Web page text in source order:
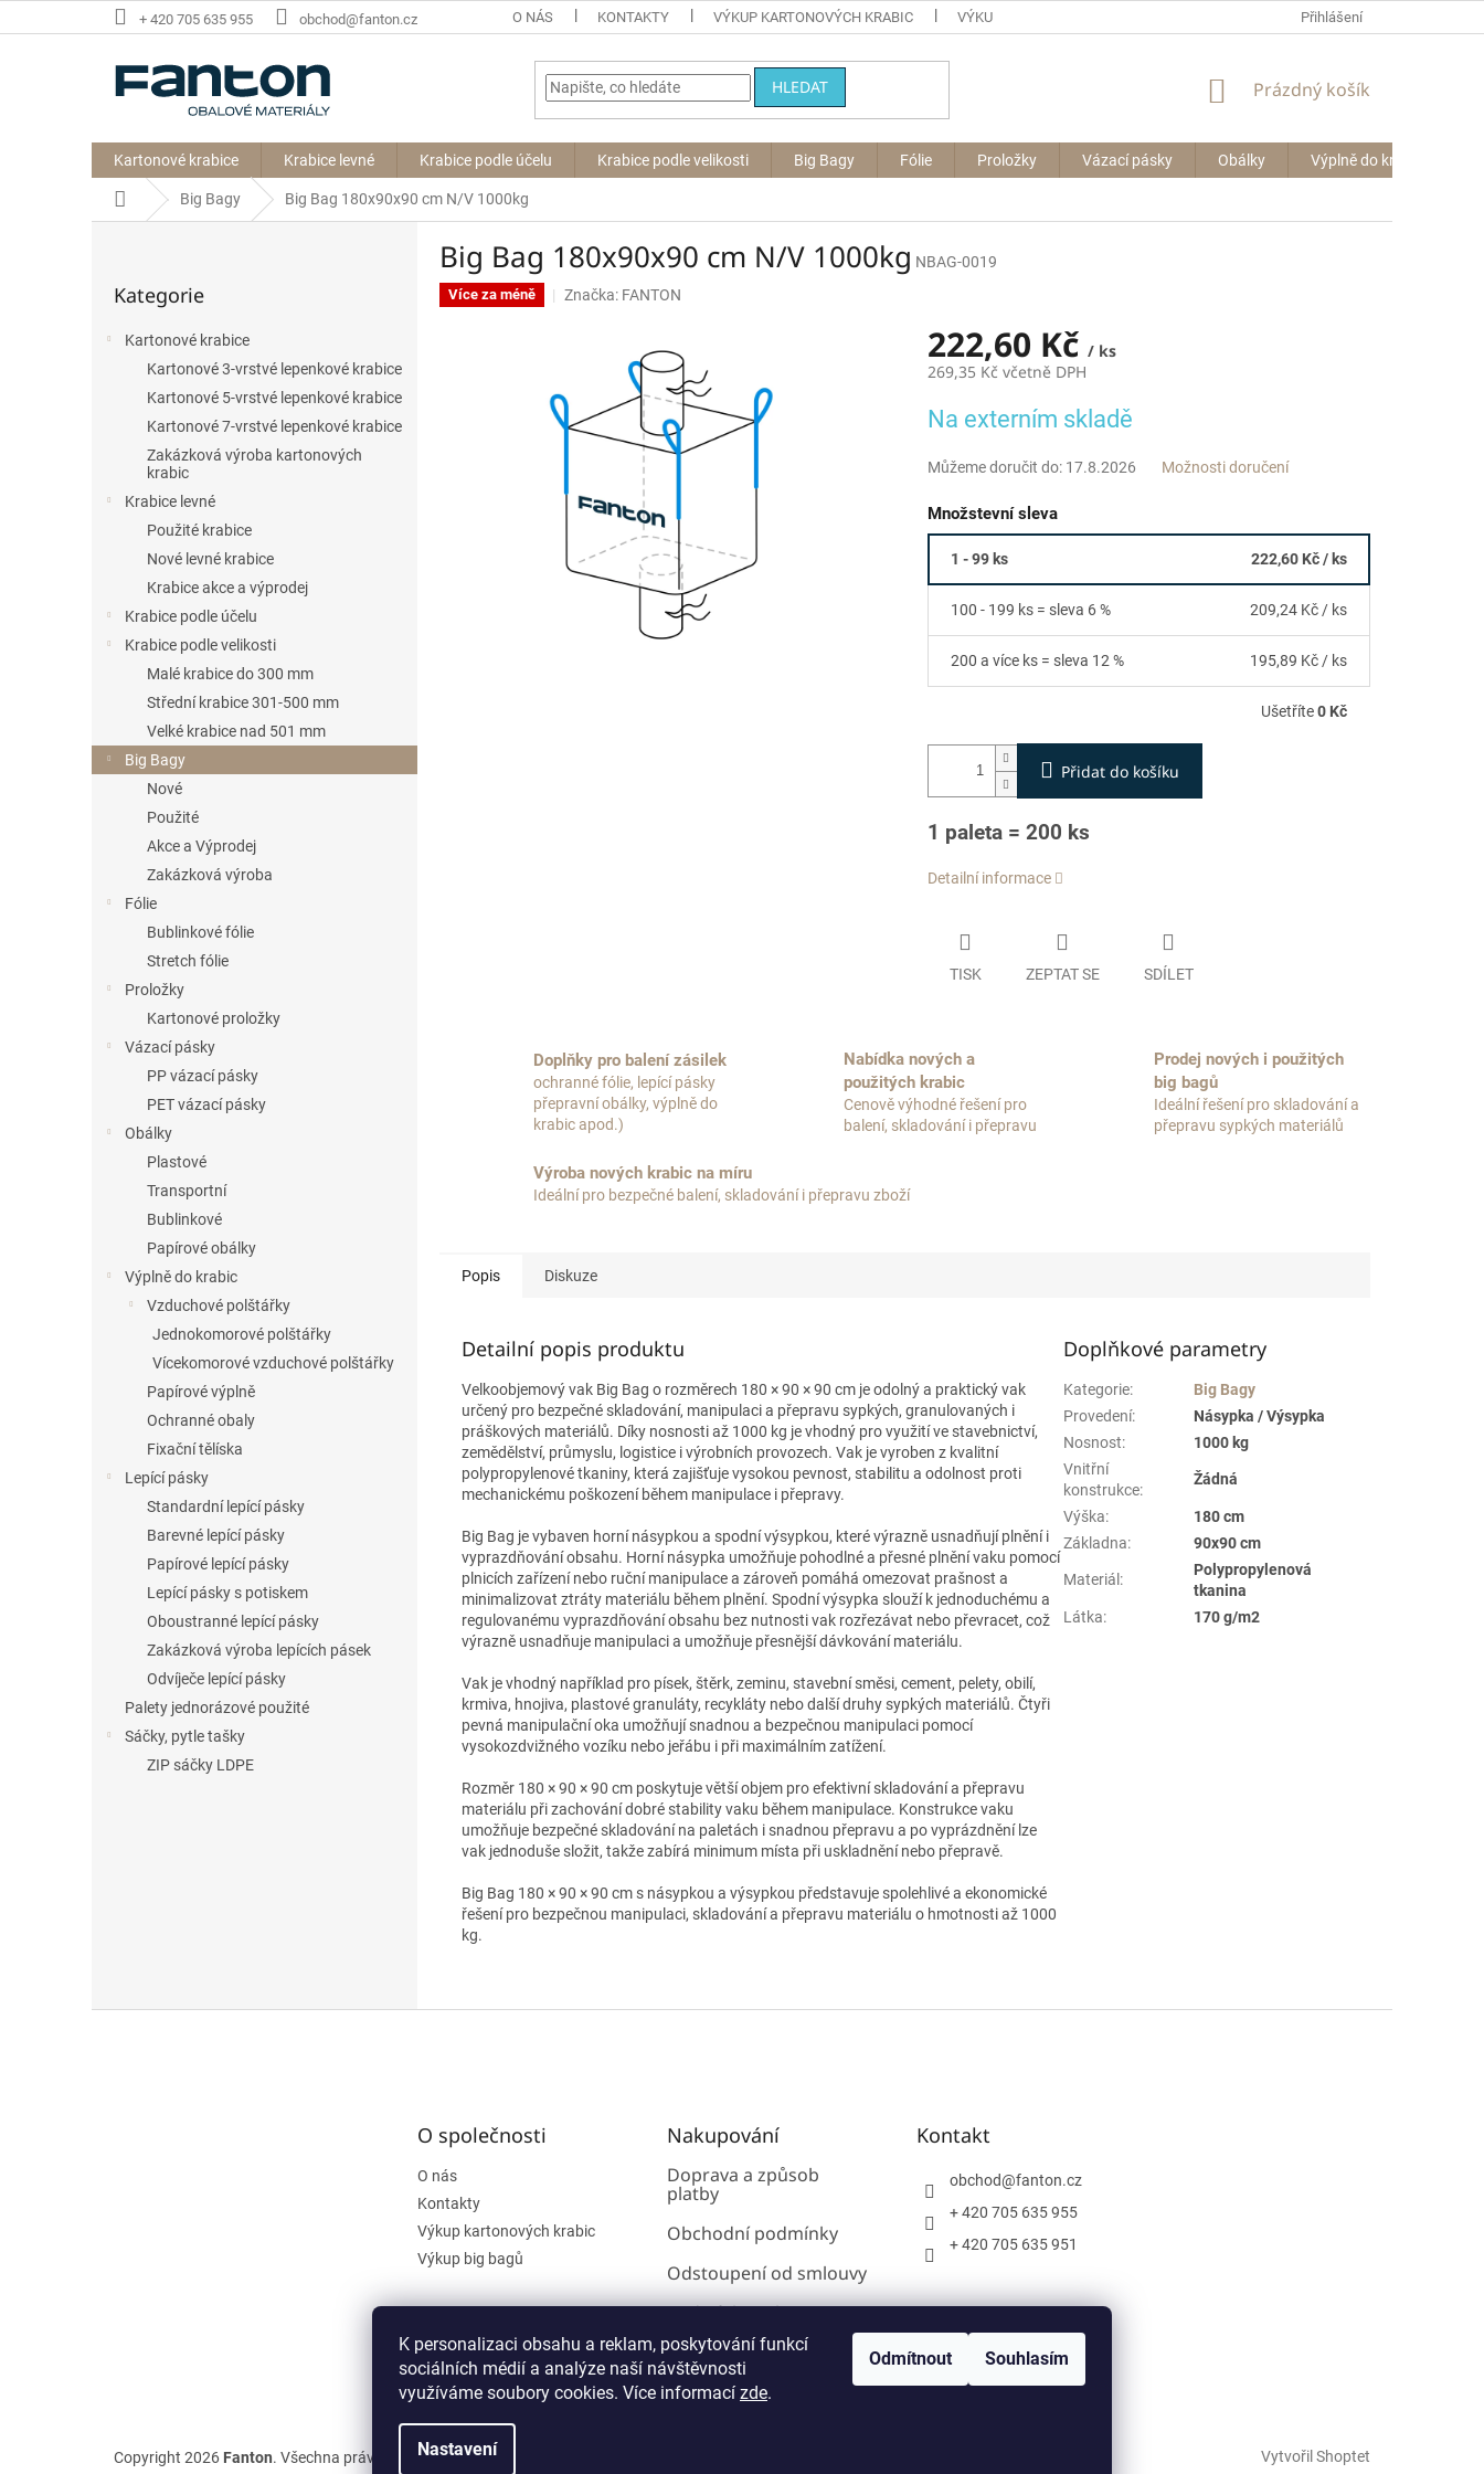
K personalizaci obsahu a reklam, poskytování funkcí
sociálních médií a analýze naší návštěvnosti
využíváme soubory cookies. Více informací zde.
Nastavení
Odmítnout Souhlasím
na
+ 420 705 635 955 obchod@fanton.cz O NÁS KONTAKTY VÝKUP KARTONOVÝCH KRABIC VÝKUP BIG BAGŮ Přihlášení
HLEDAT
NÁKUPNÍ
Prázdný košík
Kartonové krabice Krabice levné Krabice podle účelu Krabice podle velikosti Big Bagy Fólie Proložky Vázací pásky Obálky Výplně do krabic
Domů Big Bagy Big Bag 180x90x90 cm N/V 1000kg
kategorie
Kategorie
Kartonové krabice
Kartonové 3-vrstvé lepenkové krabice
Kartonové 5-vrstvé lepenkové krabice
Kartonové 7-vrstvé lepenkové krabice
Zakázková výroba kartonových
krabic
Krabice levné
Použité krabice
Nové levné krabice
Krabice akce a výprodej
Krabice podle účelu
Krabice podle velikosti
Malé krabice do 300 mm
Střední krabice 301-500 mm
Velké krabice nad 501 mm
Big Bagy
Nové
Použité
Akce a Výprodej
Zakázková výroba
Fólie
Bublinkové fólie
Stretch fólie
Proložky
Kartonové proložky
Vázací pásky
PP vázací pásky
PET vázací pásky
Obálky
Plastové
Transportní
Bublinkové
Papírové obálky
Výplně do krabic
Vzduchové polštářky
Jednokomorové polštářky
Vícekomorové vzduchové polštářky
Papírové výplně
Ochranné obaly
Fixační tělíska
Lepící pásky
Standardní lepící pásky
Barevné lepící pásky
Papírové lepící pásky
Lepící pásky s potiskem
Oboustranné lepící pásky
Zakázková výroba lepících pásek
Odvíječe lepící pásky
Palety jednorázové použité
Sáčky, pytle tašky
ZIP sáčky LDPE
Big Bag 180x90x90 cm N/V 1000kg NBAG-0019
Více za méně Značka: FANTON
222,60 Kč / ks
269,35 Kč včetně DPH
cena:
Na externím skladě
Můžeme doručit do: 17.8.2026 Možnosti doručení
Množstevní sleva
1 - 99 ks 222,60 Kč/ ks
100 - 199 ks = sleva 6 % 209,24 Kč / ks
200 a více ks = sleva 12 % 195,89 Kč / ks
Ušetříte0 Kč
Přidat do košíku
1 paleta = 200 ks
Detailní informace
TISK ZEPTAT SE SDÍLET
Doplňky pro balení zásilek
ochranné fólie, lepící pásky
přepravní obálky, výplně do
krabic apod.)
Nabídka nových a
použitých krabic
Cenově výhodné řešení pro
balení, skladování i přepravu
Prodej nových i použitých
big bagů
Ideální řešení pro skladování a
přepravu sypkých materiálů
Výroba nových krabic na míru
Ideální pro bezpečné balení, skladování i přepravu zboží
Popis Diskuze
Detailní popis produktu
Velkoobjemový vak Big Bag o rozměrech 180 × 90 × 90 cm je odolný a praktický vak
určený pro bezpečné skladování, manipulaci a přepravu sypkých, granulovaných i
práškových materiálů. Díky nosnosti až 1000 kg je vhodný pro využití ve stavebnictví,
zemědělství, průmyslu, logistice i výrobních provozech. Vak je vyroben z kvalitní
polypropylenové tkaniny, která zajišťuje vysokou pevnost, stabilitu a odolnost proti
mechanickému poškození během manipulace i přepravy.
Big Bag je vybaven horní násypkou a spodní výsypkou, které výrazně usnadňují plnění i
vyprazdňování obsahu. Horní násypka umožňuje pohodlné a přesné plnění vaku pomocí
plnicích zařízení nebo ruční manipulace a zároveň pomáhá omezovat prašnost a
minimalizovat ztráty materiálu během plnění. Spodní výsypka slouží k jednoduchému a
regulovanému vyprazdňování obsahu bez nutnosti vak rozřezávat nebo převracet, což
výrazně usnadňuje manipulaci a umožňuje přesnější dávkování materiálu.
Vak je vhodný například pro písek, štěrk, zeminu, stavební směsi, cement, pelety, obilí,
krmiva, hnojiva, plastové granuláty, recykláty nebo další druhy sypkých materiálů. Čtyři
pevná manipulační oka umožňují snadnou a bezpečnou manipulaci pomocí
vysokozdvižného vozíku nebo jeřábu i při maximálním zatížení.
Rozměr 180 × 90 × 90 cm poskytuje větší objem pro efektivní skladování a přepravu
materiálu při zachování dobré stability vaku během manipulace. Konstrukce vaku
umožňuje bezpečné skladování na paletách i snadnou přepravu a po vyprázdnění lze
vak jednoduše složit, takže zabírá minimum místa při uskladnění nebo přepravě.
Big Bag 180 × 90 × 90 cm s násypkou a výsypkou představuje spolehlivé a ekonomické
řešení pro bezpečnou manipulaci, skladování a přepravu materiálu o hmotnosti až 1000
kg.
Doplňkové parametry
Kategorie:
Big Bagy
Provedení:
Násypka / Výsypka
Nosnost:
1000 kg
Vnitřní
konstrukce:
Žádná
Výška:
180 cm
Základna: 90x90 cm
Materiál :
Polypropylenová
tkanina
Látka: 170 g/m2
O společnosti
O nás
Kontakty
Výkup kartonových krabic
Výkup big bagů
Nakupování
Doprava a způsob
platby
Obchodní podmínky
Odstoupení od smlouvy
Podmínky ochrany
osobních údajů
Reklamace
Kontakt
obchod@fanton.cz
+ 420 705 635 955
+ 420 705 635 951
Vytvořil Shoptet
Copyright 2026 Fanton. Všechna práva vyhrazena.Upravit nastavení cookies